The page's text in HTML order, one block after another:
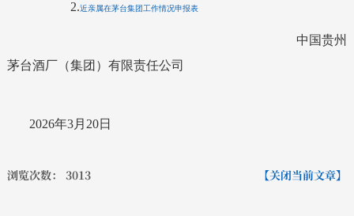
2.近亲属在茅台集团工作情况申报表
中国贵州
茅台酒厂（集团）有限责任公司
2026年3月 20日
浏览次数： 3013 【关闭当前文章】